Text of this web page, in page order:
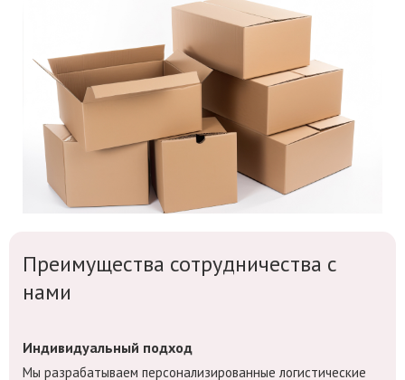
Преимущества сотрудничества с
нами
Индивидуальный подход
Мы разрабатываем персонализированные логистические